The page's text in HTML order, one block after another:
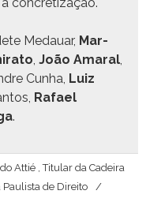
Medauar, Mar­
, João Ama­r­al,
Cun­ha, Luiz
Rafael
.
Attié , Titular da Cadeira
Paulista de Direito